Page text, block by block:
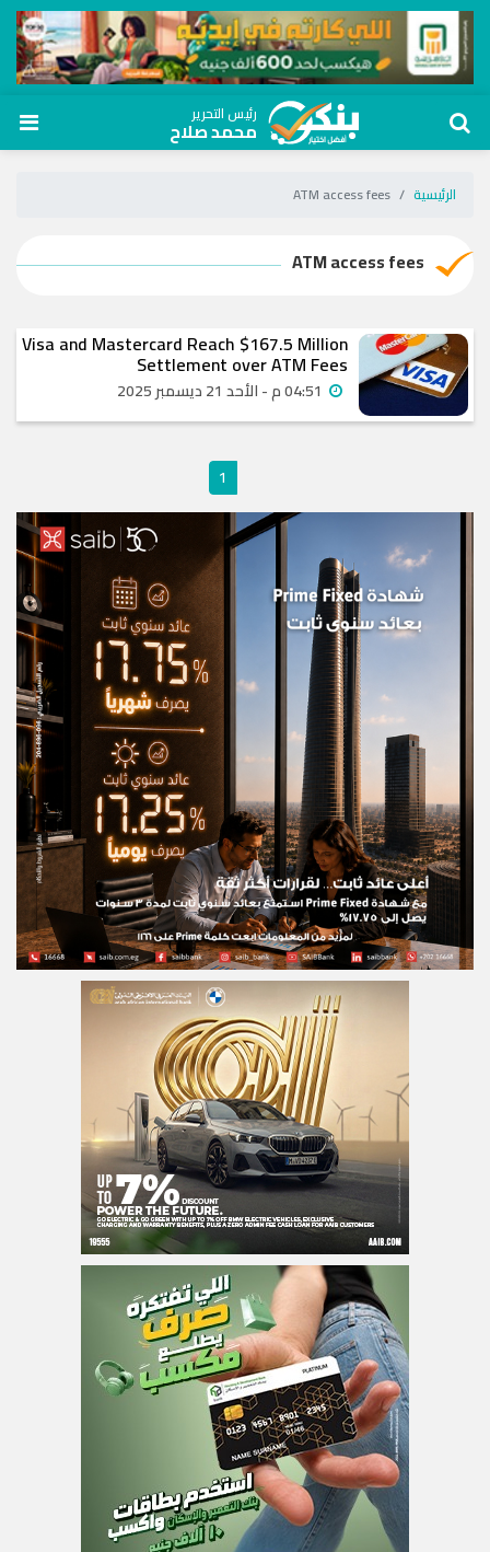
رئيس التحرير
محمد صلاح
الرئيسية ATM access fees
ATM access fees
Visa and Mastercard Reach $167.5 Million
Settlement over ATM Fees
1